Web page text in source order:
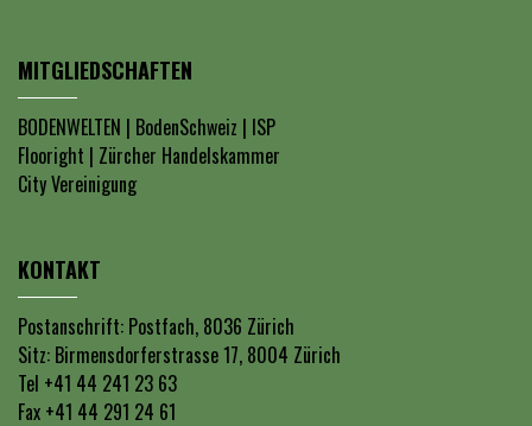
MITGLIEDSCHAFTEN
BODENWELTEN | BodenSchweiz | ISP
Flooright | Zürcher Handelskammer
City Vereinigung
KONTAKT
Postanschrift: Postfach, 8036 Zürich
Sitz: Birmensdorferstrasse 17, 8004 Zürich
Tel +41 44 241 23 63
Fax +41 44 291 24 61